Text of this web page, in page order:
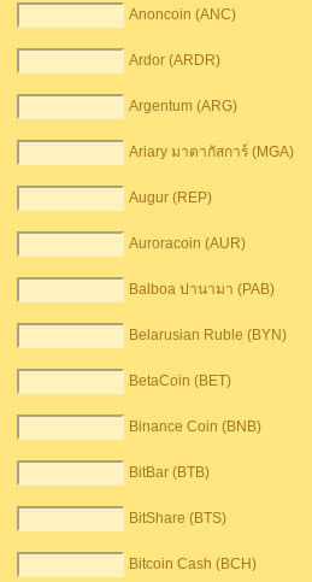
Anoncoin (ANC)
Ardor (ARDR)
Argentum (ARG)
Ariary มาดากัสการ์ (MGA)
Augur (REP)
Auroracoin (AUR)
Balboa ปานามา (PAB)
Belarusian Ruble (BYN)
BetaCoin (BET)
Binance Coin (BNB)
BitBar (BTB)
BitShare (BTS)
Bitcoin Cash (BCH)